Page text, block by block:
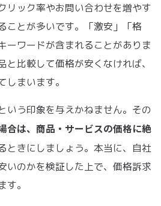
リック率やお問い合わせを増やす
ことが多いです。「激安」「格
ーワードが含まれることがありま
と比較して価格が安くなければ、
しまいます。
いう印象を与えかねません。その
合は、商品・サービスの価格に絶
ときにしましょう。本当に、自社
いのかを検証した上で、価格訴求
。